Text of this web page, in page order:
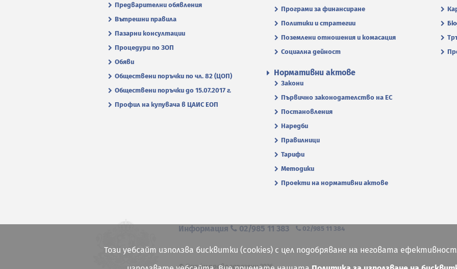
Програми за финансиране
Политики и стратегии
Поземлени отношения и комасация
Социална дейност
Предварителни обявления
Вътрешни правила
Пазарни консултации
Процедури по ЗОП
Обяви
Обществени поръчки по чл. 82 (ЦОП)
Обществени поръчки до 15.07.2017 г.
Профил на купувача в ЦАИС ЕОП
Нормативни актове
Закони
Първично законодателство на ЕС
Постановления
Наредби
Правилници
Тарифи
Методики
Проекти на нормативни актове
Информация 02/985 11 383 02/985 11 384
© Всички права запазени 2026
Този уебсайт използва бисквитки (cookies) с цел подобряване на неговата